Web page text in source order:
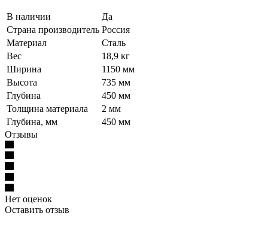
В наличии
Да
Страна производитель Россия
Материал
Сталь
Вес
18,9 кг
Ширина
1150 мм
Высота
735 мм
Глубина
450 мм
Толщина материала
2 мм
Глубина, мм
450 мм
Отзывы
Нет оценок
Оставить отзыв